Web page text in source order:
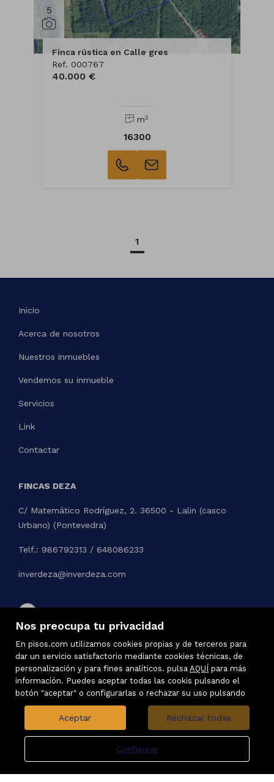
Nos preocupa tu privacidad
En pisos.com utilizamos cookies propias y de terceros para
dar un servicio satisfactorio mediante cookies técnicas, de
personalización y para fines analíticos. pulsa AQUÍ para más
información. Puedes aceptar todas las cookis pulsando el
botón "aceptar" o configurarlas o rechazar su uso pulsando
Aceptar Rechazar todas
Configurar
5
Finca rústica en Calle gres
Ref. 000767
40.000 €
m2
16300
1
Inicio
Acerca de nosotros
Nuestros inmuebles
Vendemos su inmueble
Servicios
Link
Contactar
FINCAS DEZA
C/ Matemático Rodríguez, 2. 36500 - Lalin (casco
Urbano) (Pontevedra)
Telf.: 986792313 / 648086233
inverdeza@inverdeza.com